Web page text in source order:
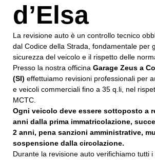
d’Elsa
La revisione auto è un controllo tecnico
dal Codice della Strada, fondamentale per
sicurezza del veicolo e il rispetto delle
Presso la nostra officina Garage Zeus a
(SI) effettuiamo revisioni professionali per
e veicoli commerciali fino a 35 q.li, nel
MCTC.
Ogni veicolo deve essere sottoposto a
anni dalla prima immatricolazione,
2 anni, pena sanzioni amministrative,
sospensione dalla circolazione.
Durante la revisione auto verifichiamo tutti